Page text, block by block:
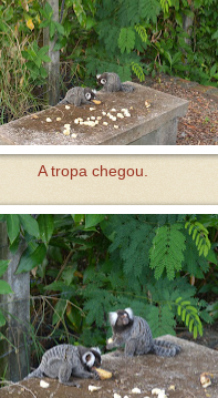
A tropa chegou.